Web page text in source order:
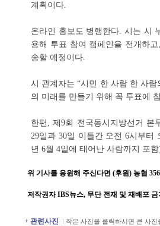
계획이다.
온라인 홍보도 병행한다. 시는 시
용해 투표 참여 캠페인을 전개하
송할 예정이다.
시 관계자는 “시민 한 사람 한 사
의 미래를 만들기 위해 꼭 투표에
한편, 제9회 전국동시지방선거 본
29일과 30일 이틀간 오전 6시부터
년 6월 4일에 태어난 사람까지 포
위 기사를 응원해 주신다면 (후원) 농협
저작권자 IBS뉴스, 무단 전재 및 재배포 금
+ 관련사진 작은 사진을 클릭하시면 큰 사진